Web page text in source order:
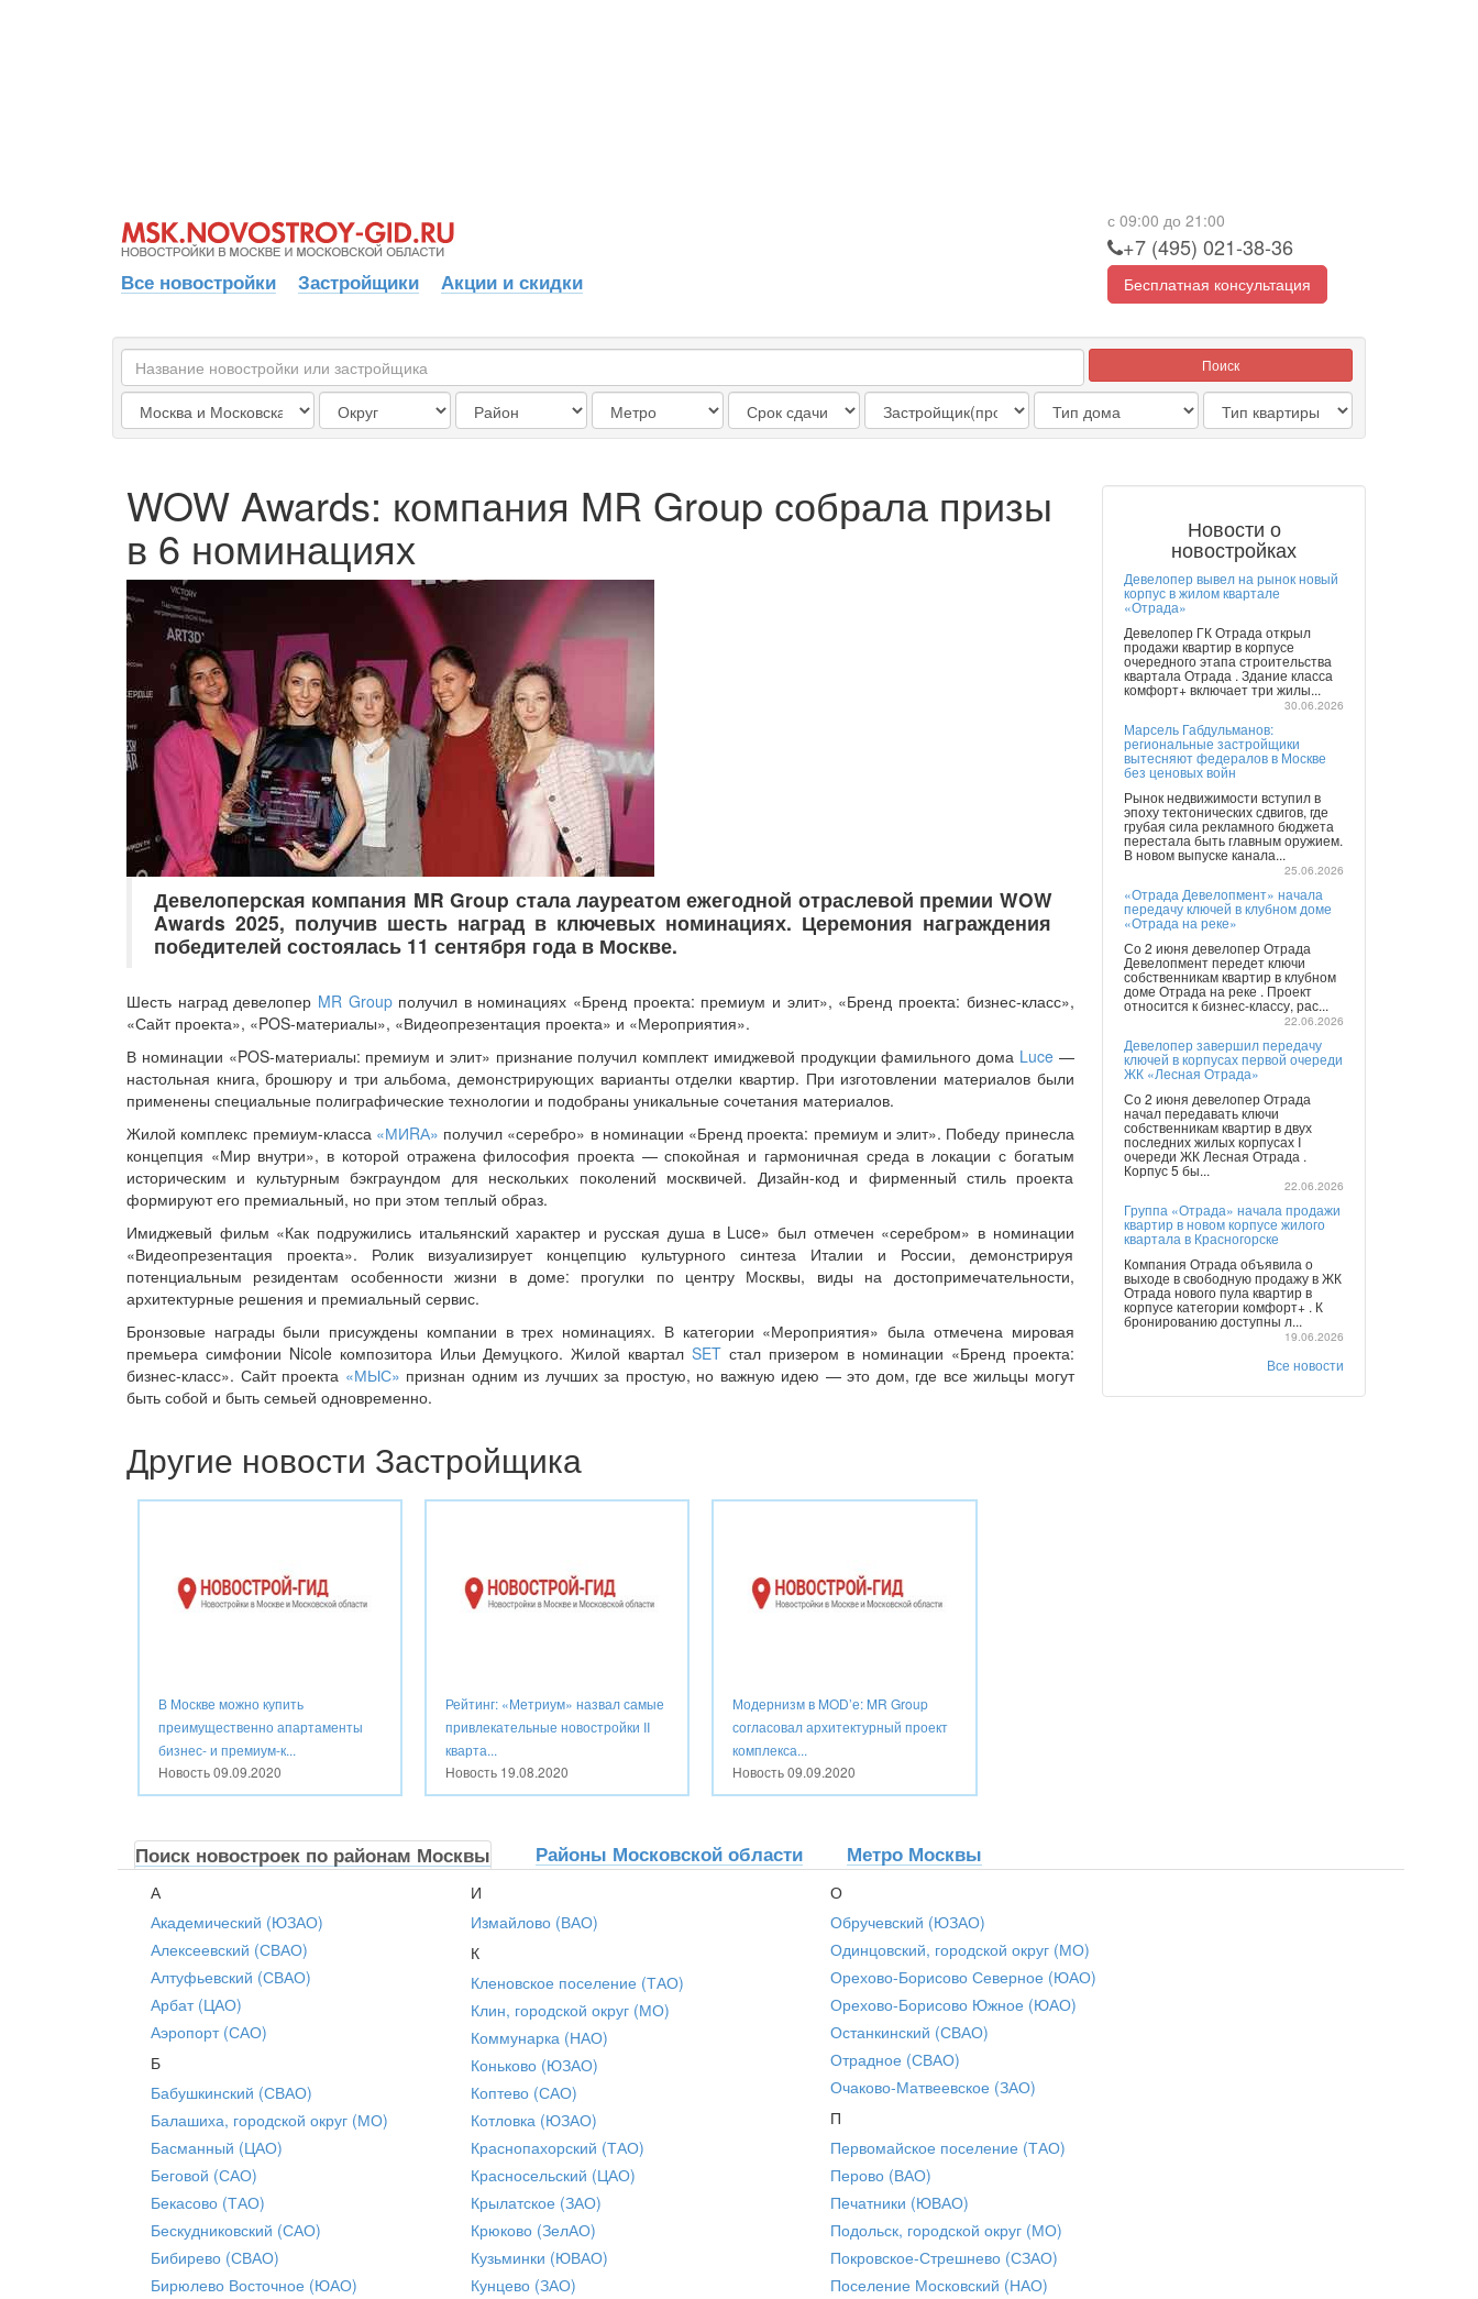
Все новостройки Застройщики Акции и скидки
с 09:00 до 21:00
+7 (495) 021-38-36
Бесплатная консультация
Поиск
WOW Awards: компания MR Group собрала призы
в 6 номинациях
Девелоперская компания MR Group стала лауреатом ежегодной отраслевой премии WOW
Awards 2025, получив шесть наград в ключевых номинациях. Церемония награждения
победителей состоялась 11 сентября года в Москве.
Шесть наград девелопер MR Groupполучил в номинациях «Бренд проекта: премиум и элит», «Бренд проекта: бизнес-класс»,
«Сайт проекта», «POS-материалы», «Видеопрезентация проекта» и «Мероприятия».
В номинации «POS-материалы: премиум и элит» признание получил комплект имиджевой продукции фамильного дома Luce—
настольная книга, брошюру и три альбома, демонстрирующих варианты отделки квартир. При изготовлении материалов были
применены специальные полиграфические технологии и подобраны уникальные сочетания материалов.
Жилой комплекс премиум-класса «МИRА» получил «серебро» в номинации «Бренд проекта: премиум и элит». Победу принесла
концепция «Мир внутри», в которой отражена философия проекта — спокойная и гармоничная среда в локации с богатым
историческим и культурным бэкграундом для нескольких поколений москвичей. Дизайн-код и фирменный стиль проекта
формируют его премиальный, но при этом теплый образ.
Имиджевый фильм «Как подружились итальянский характер и русская душа в Luce» был отмечен «серебром» в номинации
«Видеопрезентация проекта». Ролик визуализирует концепцию культурного синтеза Италии и России, демонстрируя
потенциальным резидентам особенности жизни в доме: прогулки по центру Москвы, виды на достопримечательности,
архитектурные решения и премиальный сервис.
Бронзовые награды были присуждены компании в трех номинациях. В категории «Мероприятия» была отмечена мировая
премьера симфонии Nicole композитора Ильи Демуцкого. Жилой кварталSET стал призером в номинации «Бренд проекта:
бизнес-класс». Сайт проекта «МЫС» признан одним из лучших за простую, но важную идею — это дом, где все жильцы могут
быть собой и быть семьей одновременно.
Другие новости Застройщика
В Москве можно купить
преимущественно апартаменты
бизнес- и премиум-к...
Новость09.09.2020
Рейтинг: «Метриум» назвал самые
привлекательные новостройки II
кварта...
Новость 19.08.2020
Модернизм в MOD’е: MR Group
согласовал архитектурный проект
комплекса...
Новость09.09.2020
Новости о
новостройках
Девелопер вывел на рынок новый
корпус в жилом квартале
«Отрада»
Девелопер ГК Отрада открыл
продажи квартир в корпусе
очередного этапа строительства
квартала Отрада . Здание класса
комфорт+ включает три жилы...
30.06.2026
Марсель Габдульманов:
региональные застройщики
вытесняют федералов в Москве
без ценовых войн
Рынок недвижимости вступил в
эпоху тектонических сдвигов, где
грубая сила рекламного бюджета
перестала быть главным оружием.
В новом выпуске канала...
25.06.2026
«Отрада Девелопмент» начала
передачу ключей в клубном доме
«Отрада на реке»
Со 2 июня девелопер Отрада
Девелопмент передет ключи
собственникам квартир в клубном
доме Отрада на реке . Проект
относится к бизнес-классу, рас...
22.06.2026
Девелопер завершил передачу
ключей в корпусах первой очереди
ЖК «Лесная Отрада»
Со 2 июня девелопер Отрада
начал передавать ключи
собственникам квартир в двух
последних жилых корпусах I
очереди ЖК Лесная Отрада .
Корпус 5 бы...
22.06.2026
Группа «Отрада» начала продажи
квартир в новом корпусе жилого
квартала в Красногорске
Компания Отрада объявила о
выходе в свободную продажу в ЖК
Отрада нового пула квартир в
корпусе категории комфорт+ . К
бронированию доступны л...
19.06.2026
Все новости
Поиск новостроек по районам Москвы Районы Московской области Метро Москвы
А
Академический (ЮЗАО)
Алексеевский (СВАО)
Алтуфьевский (СВАО)
Арбат (ЦАО)
Аэропорт (САО)
Б
Бабушкинский (СВАО)
Балашиха, городской округ (МО)
Басманный (ЦАО)
Беговой (САО)
Бекасово (ТАО)
Бескудниковский (САО)
Бибирево (СВАО)
Бирюлево Восточное (ЮАО)
И
Измайлово (ВАО)
К
Кленовское поселение (ТАО)
Клин, городской округ (МО)
Коммунарка (НАО)
Коньково (ЮЗАО)
Коптево (САО)
Котловка (ЮЗАО)
Краснопахорский (ТАО)
Красносельский (ЦАО)
Крылатское (ЗАО)
Крюково (ЗелАО)
Кузьминки (ЮВАО)
Кунцево (ЗАО)
О
Обручевский (ЮЗАО)
Одинцовский, городской округ (МО)
Орехово-Борисово Северное (ЮАО)
Орехово-Борисово Южное (ЮАО)
Останкинский (СВАО)
Отрадное (СВАО)
Очаково-Матвеевское (ЗАО)
П
Первомайское поселение (ТАО)
Перово (ВАО)
Печатники (ЮВАО)
Подольск, городской округ (МО)
Покровское-Стрешнево (СЗАО)
Поселение Московский (НАО)